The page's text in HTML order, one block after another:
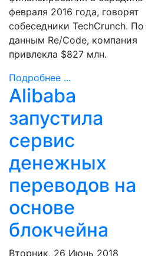
февраля 2016 года, говорят
собеседники TechCrunch. По
данным Re/Code, компания
привлекла $827 млн.
Подробнее ...
Alibaba
запустила
сервис
денежных
переводов на
основе
блокчейна
Вторник, 26 Июнь 2018